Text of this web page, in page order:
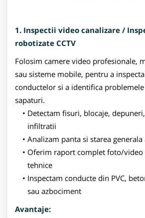
1. Inspectii video canalizare /
robotizate CCTV
Folosim camere video profesionale,
sau sisteme mobile, pentru a
conductelor si a identifica
sapaturi.
Detectam fisuri, blocaje,
infiltratii
Analizam panta si starea
Oferim raport complet foto/video
tehnice
Inspectam conducte din PVC,
sau azbociment
Avantaje: